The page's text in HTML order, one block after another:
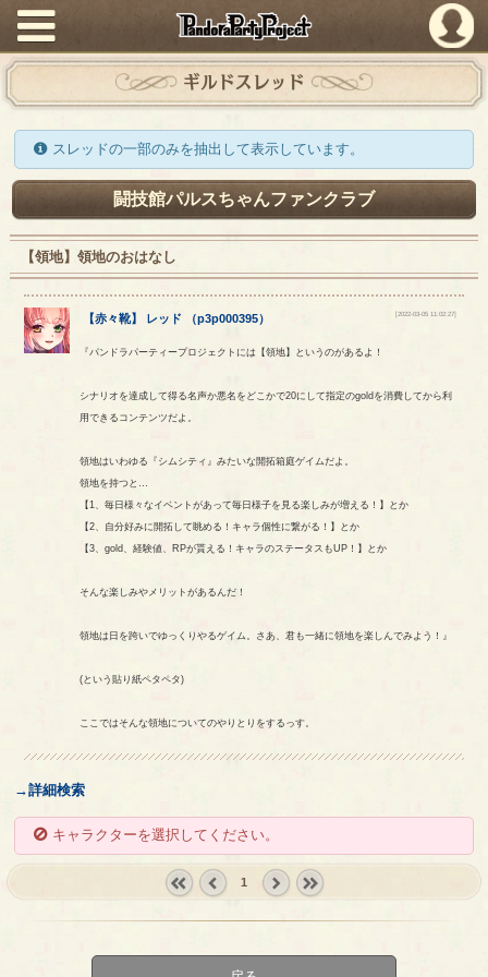
PandoraPartyProject
ギルドスレッド
スレッドの一部のみを抽出して表示しています。
闘技館パルスちゃんファンクラブ
【領地】領地のおはなし
【赤々靴】 レッド （p3p000395） [2022-03-05 11:02:27]
『パンドラパーティープロジェクトには【領地】というのがあるよ！
シナリオを達成して得る名声か悪名をどこかで20にして指定のgoldを消費してから利
用できるコンテンツだよ。
領地はいわゆる『シムシティ』みたいな開拓箱庭ゲイムだよ。
領地を持つと…
【1、毎日様々なイベントがあって毎日様子を見る楽しみが増える！】とか
【2、自分好みに開拓して眺める！キャラ個性に繋がる！】とか
【3、gold、経験値、RPが貰える！キャラのステータスもUP！】とか
そんな楽しみやメリットがあるんだ！
領地は日を跨いでゆっくりやるゲイム。さあ、君も一緒に領地を楽しんでみよう！』
(という貼り紙ペタペタ)
ここではそんな領地についてのやりとりをするっす。
→詳細検索
キャラクターを選択してください。
1